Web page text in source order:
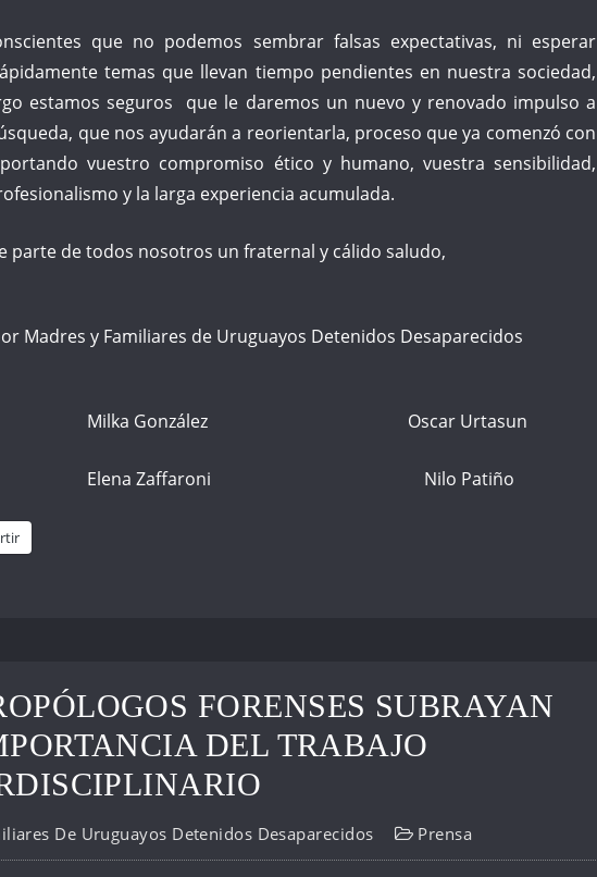
que no podemos sembrar falsas expectativas, ni esperar
temas que llevan tiempo pendientes en nuestra sociedad,
estamos seguros que le daremos un nuevo y renovado impulso a
que nos ayudarán a reorientarla, proceso que ya comenzó con
vuestro compromiso ético y humano, vuestra sensibilidad,
y la larga experiencia acumulada.
parte de todos nosotros un fraternal y cálido saludo,
Madres y Familiares de Uruguayos Detenidos Desaparecidos
González Oscar Urtasun
Zaffaroni Nilo Patiño
FORENSES SUBRAYAN
DEL TRABAJO
De Uruguayos Detenidos Desaparecidos Prensa